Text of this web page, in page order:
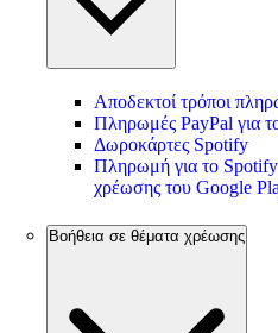
Αποδεκτοί τρόποι
Πληρωμές PayPal για
Δωροκάρτες Spotify
Πληρωμή για το
χρέωσης του Google
Βοήθεια σε θέματα χρέωσης